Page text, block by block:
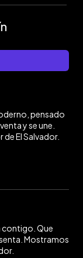
pensado
y se une.
El Salvador.
contigo. Que
Mostramos